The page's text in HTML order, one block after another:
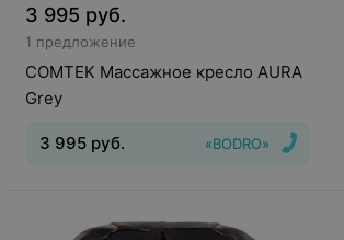
3 995 руб.
1 предложение
COMTEK Массажное кресло AURA
Grey
«BODRO»
3 995 руб.